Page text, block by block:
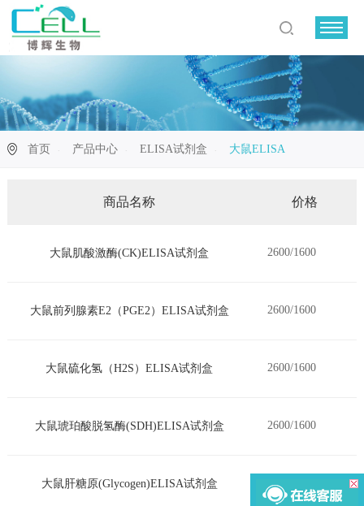
首页 产品中心 ELISA试剂盒 大鼠ELISA
商品名称 价格
大鼠肌酸激酶(CK)ELISA试剂盒 2600/1600
大鼠前列腺素E2（PGE2）ELISA试剂盒 2600/1600
大鼠硫化氢（H2S）ELISA试剂盒 2600/1600
大鼠琥珀酸脱氢酶(SDH)ELISA试剂盒 2600/1600
大鼠肝糖原(Glycogen)ELISA试剂盒 2600/1600